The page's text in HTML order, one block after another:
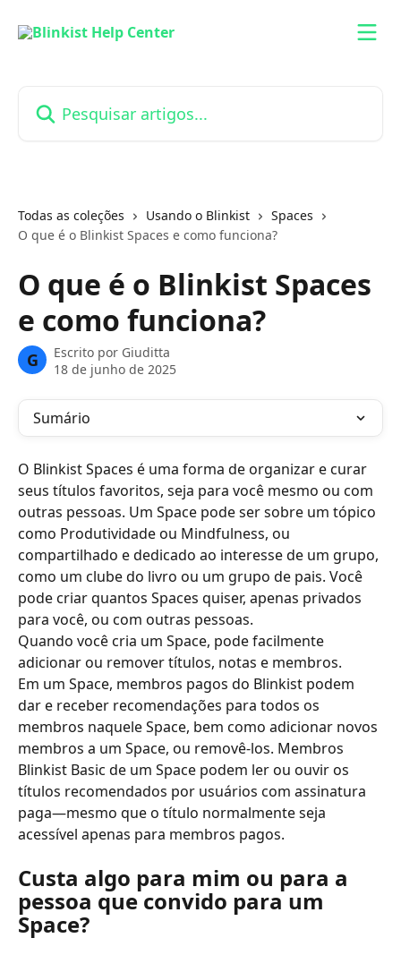
Todas as coleções Usando o Blinkist
Spaces
O que é o Blinkist Spaces e como funciona?
O que é o Blinkist Spaces
e como funciona?
G Escrito por Giuditta
18 de junho de 2025
Sumário
O Blinkist Spaces é uma forma de organizar e curar
seus títulos favoritos, seja para você mesmo ou com
outras pessoas. Um Space pode ser sobre um tópico
como Produtividade ou Mindfulness, ou
compartilhado e dedicado ao interesse de um grupo,
como um clube do livro ou um grupo de pais. Você
pode criar quantos Spaces quiser, apenas privados
para você, ou com outras pessoas.
Quando você cria um Space, pode facilmente
adicionar ou remover títulos, notas e membros.
Em um Space, membros pagos do Blinkist podem
dar e receber recomendações para todos os
membros naquele Space, bem como adicionar novos
membros a um Space, ou removê-los. Membros
Blinkist Basic de um Space podem ler ou ouvir os
títulos recomendados por usuários com assinatura
paga—mesmo que o título normalmente seja
acessível apenas para membros pagos.
Custa algo para mim ou para a
pessoa que convido para um
Space?